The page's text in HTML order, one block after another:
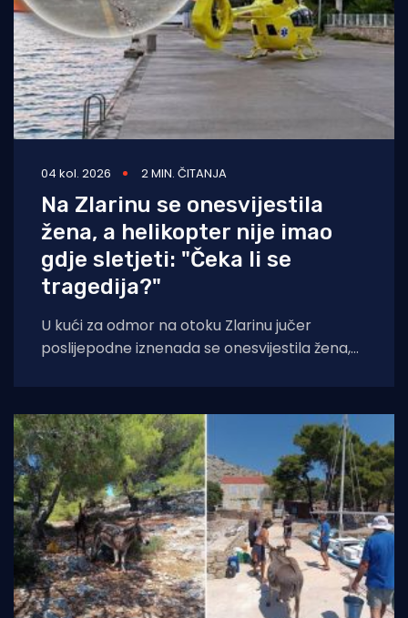
04 kol. 2026 2 MIN. ČITANJA
Na Zlarinu se onesvijestila
žena, a helikopter nije imao
gdje sletjeti: "Čeka li se
tragedija?"
U kući za odmor na otoku Zlarinu jučer
poslijepodne iznenada se onesvijestila žena,